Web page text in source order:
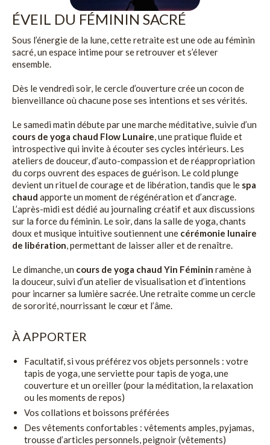
ÉVEIL DU FÉMININ SACRÉ
Sous l’énergie de la lune, cette retraite est une ode au féminin
sacré, un espace intime pour se retrouver et s’élever
ensemble.
Dès le vendredi soir, le cercle d’ouverture crée un cocon de
bienveillance où chacune pose ses intentions et ses vérités.
Le samedi matin débute par une marche méditative, suivie d’un
cours de yoga chaud Flow Lunaire, une pratique fluide et
introspective qui invite à écouter ses cycles intérieurs. Les
ateliers de douceur, d’auto-compassion et de réappropriation
du corps ouvrent des espaces de guérison. Le cold plunge
devient un rituel de courage et de libération, tandis que le spa
chaud apporte un moment de régénération et d’ancrage.
L’après-midi est dédié au journaling créatif et aux discussions
sur la force du féminin. Le soir, dans la salle de yoga, chants
doux et musique intuitive soutiennent une cérémonie lunaire
de libération, permettant de laisser aller et de renaître.
Le dimanche, un cours de yoga chaud Yin Féminin ramène à
la douceur, suivi d’un atelier de visualisation et d’intentions
pour incarner sa lumière sacrée. Une retraite comme un cercle
de sororité, nourrissant le cœur et l’âme.
À APPORTER
Facultatif, si vous préférez vos objets personnels : votre
tapis de yoga, une serviette pour tapis de yoga, une
couverture et un oreiller (pour la méditation, la relaxation
ou les moments de repos)
Vos collations et boissons préférées
Des vêtements confortables : vêtements amples, pyjamas,
trousse d’articles personnels, peignoir (vêtements)